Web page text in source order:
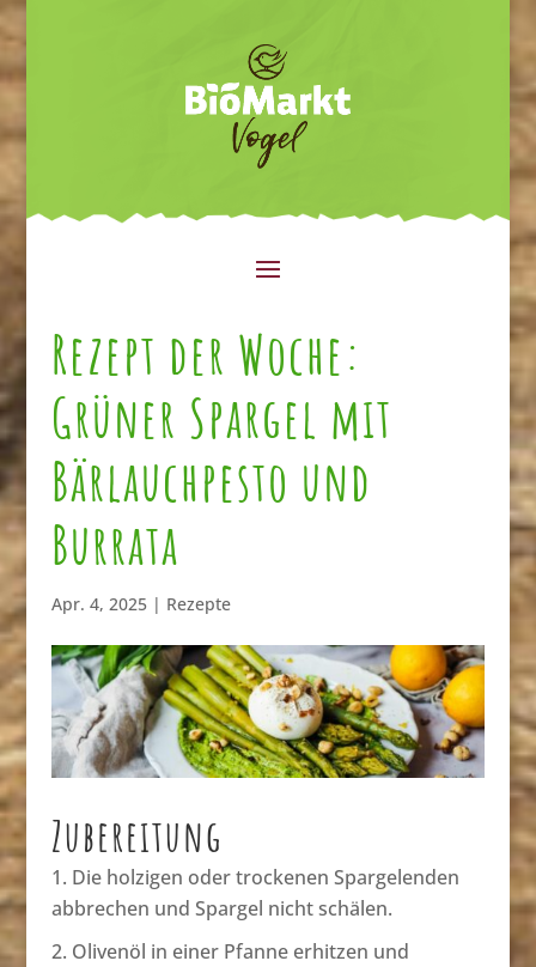
Rezept der Woche:
Grüner Spargel mit
Bärlauchpesto und
Burrata
Apr. 4, 2025| Rezepte
Zubereitung
Die holzigen oder trockenen Spargelenden
abbrechen und Spargel nicht schälen.
Olivenöl in einer Pfanne erhitzen und